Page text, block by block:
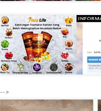
-->